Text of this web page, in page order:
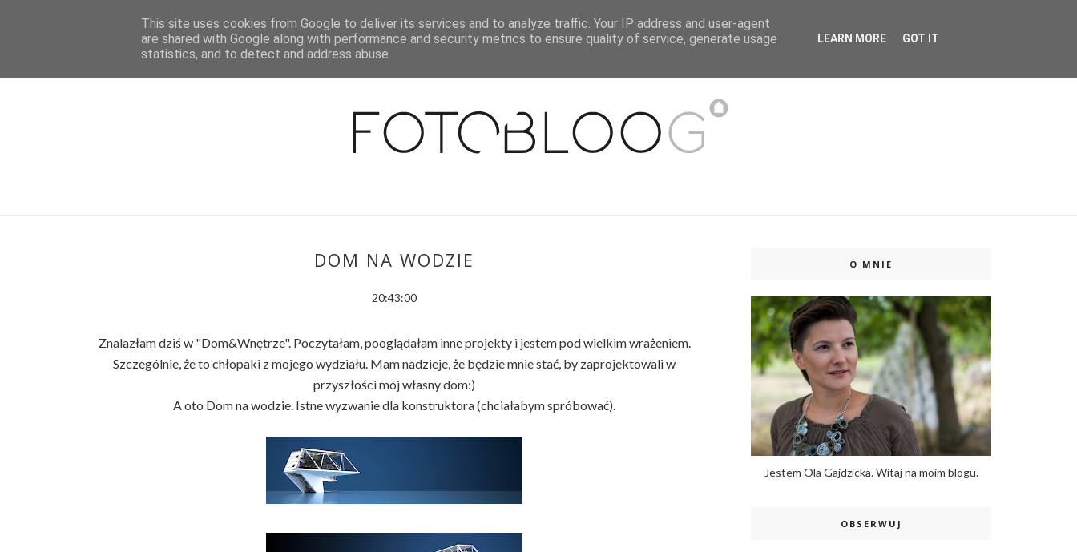
BLOG O MNIE WSPÓŁPRACA MOJE MIESZKANIE PUBLIKACJE ISSUU
DOM NA WODZIE
20:43:00
Znalazłam dziś w "Dom&Wnętrze". Poczytałam, pooglądałam inne projekty i jestem pod wielkim wrażeniem.
Szczególnie, że to chłopaki z mojego wydziału. Mam nadzieje, że będzie mnie stać, by zaprojektowali w
przyszłości mój własny dom:)
A oto Dom na wodzie. Istne wyzwanie dla konstruktora (chciałabym spróbować).
O MNIE
Jestem Ola Gajdzicka. Witaj na moim blogu.
OBSERWUJ
This site uses cookies from Google to deliver its services and to analyze traffic. Your IP address and user-agent
are shared with Google along with performance and security metrics to ensure quality of service, generate usage
statistics, and to detect and address abuse.
LEARN MORE GOT IT